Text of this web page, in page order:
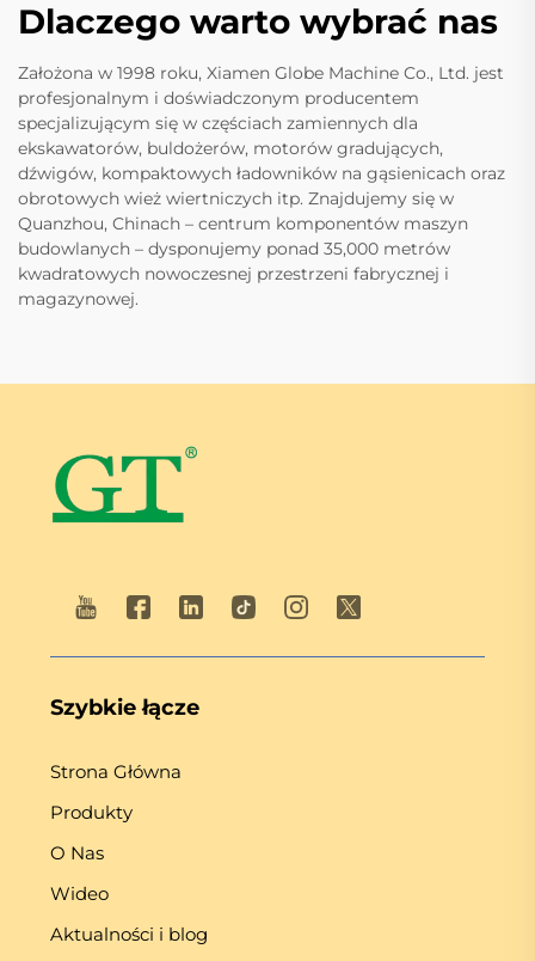
Dlaczego warto wybrać nas
Założona w 1998 roku, Xiamen Globe Machine Co., Ltd. jest
profesjonalnym i doświadczonym producentem
specjalizującym się w częściach zamiennych dla
ekskawatorów, buldożerów, motorów gradujących,
dźwigów, kompaktowych ładowników na gąsienicach oraz
obrotowych wież wiertniczych itp. Znajdujemy się w
Quanzhou, Chinach – centrum komponentów maszyn
budowlanych – dysponujemy ponad 35,000 metrów
kwadratowych nowoczesnej przestrzeni fabrycznej i
magazynowej.
Szybkie łącze
Strona Główna
Produkty
O Nas
Wideo
Aktualności i blog